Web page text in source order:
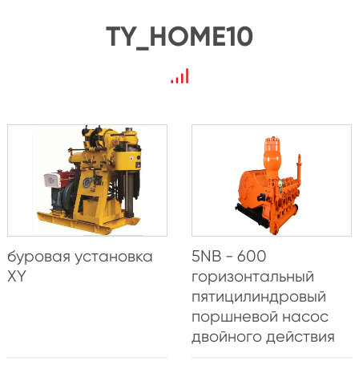
TY_HOME10
буровая установка
XY
5NB - 600
горизонтальный
пятицилиндровый
поршневой насос
двойного действия